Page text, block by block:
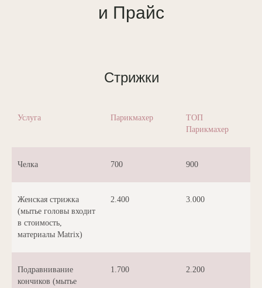
и Прайс
Стрижки
Услуга Парикмахер
ТОП
Парикмахер
Челка 700 900
Женская стрижка
(мытье головы входит
в стоимость,
материалы Matrix)
2.400 3.000
Подравнивание
кончиков (мытье
1.700 2.200